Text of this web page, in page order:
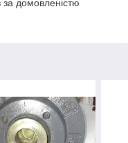
домовленістю